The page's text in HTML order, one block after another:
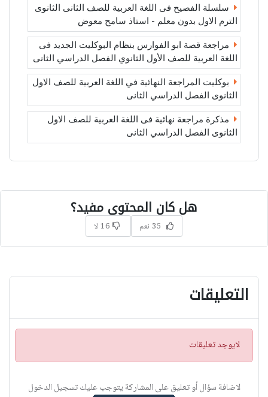
سلسلة الفصيح فى اللغة العربية للصف الثانى الثانوى
الترم الاول بدون معلم - استاذ سامح معوض
مراجعة قصة ابو الفوارس بنظام البوكليت الجديد فى
اللغة العربية للصف الأول الثانوي الفصل الدراسي الثانى
بوكليت المراجعة النهائية في اللغة العربية للصف الاول
الثانوى الفصل الدراسي الثانى
مذكرة مراجعة نهائية فى اللغة العربية للصف الاول
الثانوى الفصل الدراسي الثانى
هل كان المحتوى مفيد؟
35 نعم 16 لا
التعليقات
ت
ن
ي
لايوجد تعليقات
لاضافة سؤال أو تعليق على المشاركة يتوجب عليك تسجيل الدخول